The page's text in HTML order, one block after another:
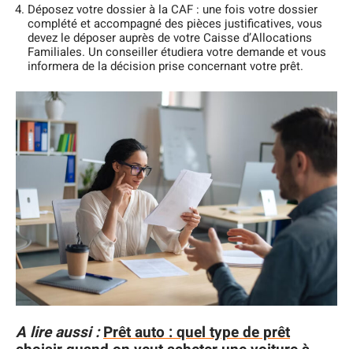
Déposez votre dossier à la CAF : une fois votre dossier
complété et accompagné des pièces justificatives, vous
devez le déposer auprès de votre Caisse d’Allocations
Familiales. Un conseiller étudiera votre demande et vous
informera de la décision prise concernant votre prêt.
A lire aussi : Prêt auto : quel type de prêt